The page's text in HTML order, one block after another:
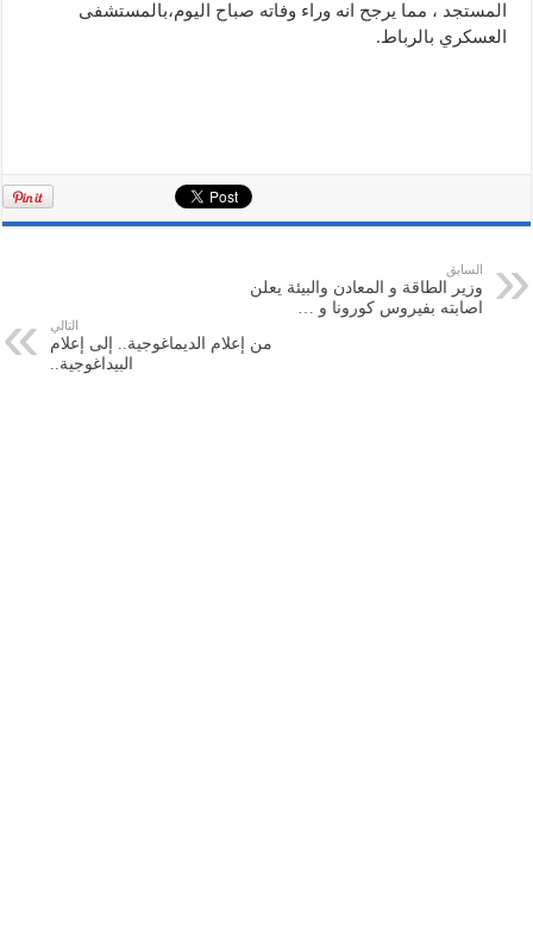
المستجد ، مما يرجح انه وراء وفاته صباح اليوم،بالمستشفى
العسكري بالرباط.
السابق
وزير الطاقة و المعادن والبيئة يعلن
اصابته بفيروس كورونا و …
التالي
من إعلام الديماغوجية.. إلى إعلام
البيداغوجية..